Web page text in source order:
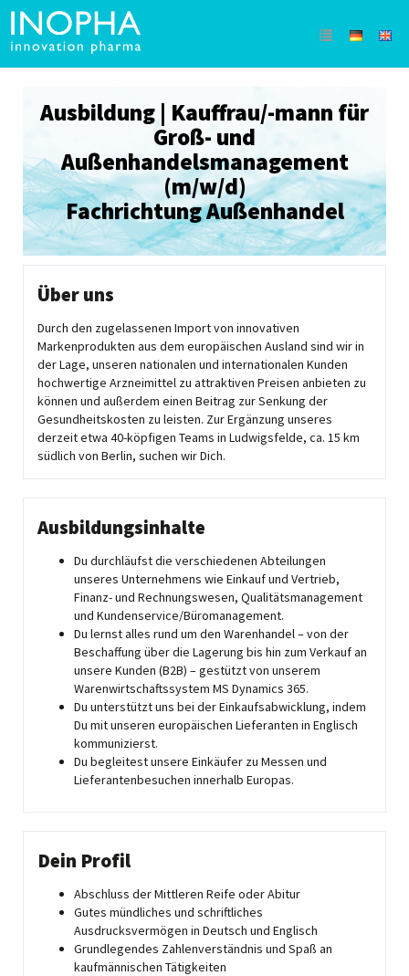
Ausbildung | Kauffrau/-mann für
Groß- und
Außenhandelsmanagement
(m/w/d)
Fachrichtung Außenhandel
Über uns
Durch den zugelassenen Import von innovativen
Markenprodukten aus dem europäischen Ausland sind wir in
der Lage, unseren nationalen und internationalen Kunden
hochwertige Arzneimittel zu attraktiven Preisen anbieten zu
können und außerdem einen Beitrag zur Senkung der
Gesundheitskosten zu leisten. Zur Ergänzung unseres
derzeit etwa 40-köpfigen Teams in Ludwigsfelde, ca. 15 km
südlich von Berlin, suchen wir Dich.
Ausbildungsinhalte
Du durchläufst die verschiedenen Abteilungen
unseres Unternehmens wie Einkauf und Vertrieb,
Finanz- und Rechnungswesen, Qualitätsmanagement
und Kundenservice/Büromanagement.
Du lernst alles rund um den Warenhandel – von der
Beschaffung über die Lagerung bis hin zum Verkauf an
unsere Kunden (B2B) – ­gestützt von unserem
Warenwirtschaftssystem MS Dynamics 365.
Du unterstützt uns bei der Einkaufsabwicklung, indem
Du mit unseren europäischen Lieferanten in Englisch
kommunizierst.
Du begleitest unsere Einkäufer zu Messen und
Lieferantenbesuchen innerhalb Europas.
Dein Profil
Abschluss der Mittleren Reife oder Abitur
Gutes mündliches und schriftliches
Ausdrucksvermögen in Deutsch und Englisch
Grundlegendes Zahlenverständnis und Spaß an
kaufmännischen Tätigkeiten